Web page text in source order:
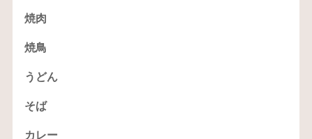
焼肉
焼鳥
うどん
そば
カレー